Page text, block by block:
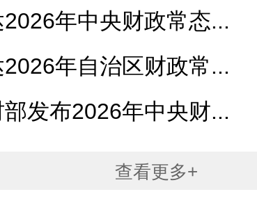
年中央财政常态...
年自治区财政常...
发布2026年中央财...
查看更多+